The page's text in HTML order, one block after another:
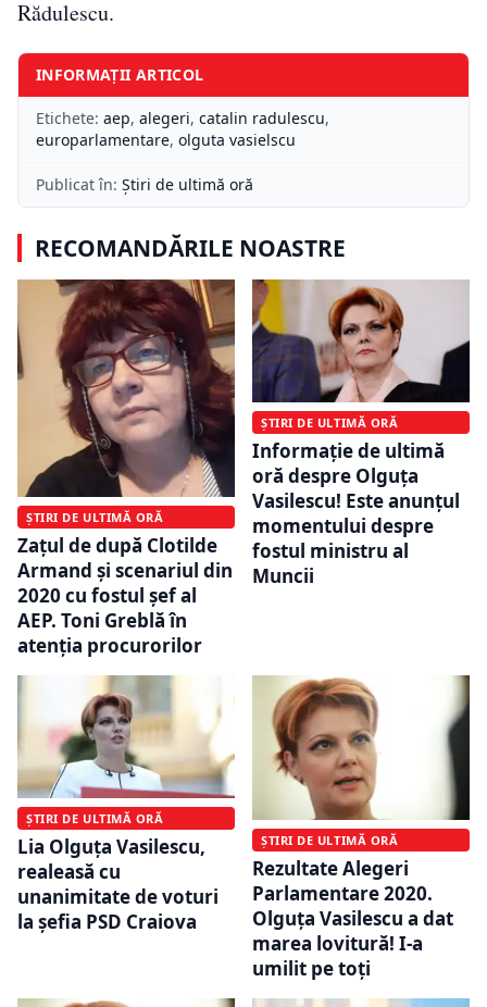
Rădulescu.
INFORMAȚII ARTICOL
Etichete: aep, alegeri, catalin radulescu,
europarlamentare, olguta vasielscu
Publicat în: Știri de ultimă oră
RECOMANDĂRILE NOASTRE
ȘTIRI DE ULTIMĂ ORĂ
Zațul de după Clotilde
Armand și scenariul din
2020 cu fostul șef al
AEP. Toni Greblă în
atenția procurorilor
ȘTIRI DE ULTIMĂ ORĂ
Informație de ultimă
oră despre Olguța
Vasilescu! Este anunțul
momentului despre
fostul ministru al
Muncii
ȘTIRI DE ULTIMĂ ORĂ
Lia Olguța Vasilescu,
realeasă cu
unanimitate de voturi
la șefia PSD Craiova
ȘTIRI DE ULTIMĂ ORĂ
Rezultate Alegeri
Parlamentare 2020.
Olguța Vasilescu a dat
marea lovitură! I-a
umilit pe toți